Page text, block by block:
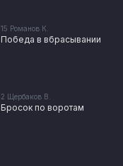
15 Романов К.
Победа в вбрасывании
2 Щербаков В.
Бросок по воротам